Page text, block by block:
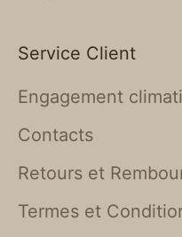
Service Client
Engagement
Contacts
Retours et
Termes et